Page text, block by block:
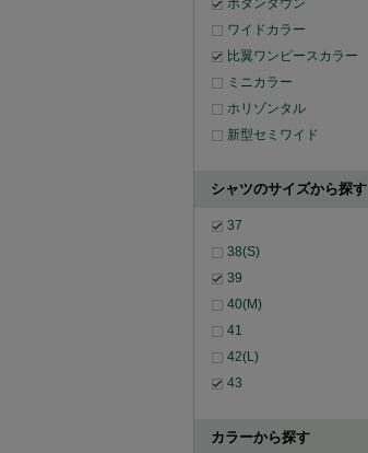
ボタンダウン
ワイドカラー
比翼ワンピースカラー
ミニカラー
ホリゾンタル
新型セミワイド
シャツのサイズから探す
37
38(S)
39
40(M)
41
42(L)
43
カラーから探す